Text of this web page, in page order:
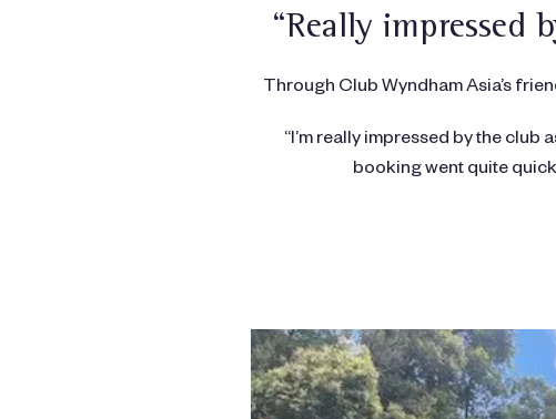
“Really impressed
Through Club Wyndham Asia’s
“I’m really impressed by the
booking went quite